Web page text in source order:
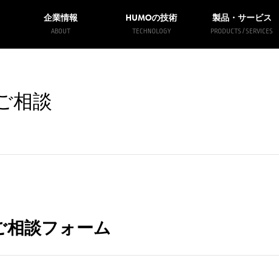
企業情報
ABOUT
HUMOの技術
TECHNOLOGY
製品・サービス
PRODUCTS / SERVICES
相談
相談フォーム